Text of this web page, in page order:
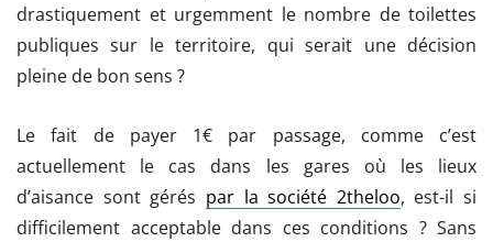
drastiquement et urgemment le nombre de toilettes
publiques sur le territoire, qui serait une décision
pleine de bon sens ?
Le fait de payer 1€ par passage, comme c’est
actuellement le cas dans les gares où les lieux
d’aisance sont gérés par la société 2theloo, est-il si
difficilement acceptable dans ces conditions ? Sans